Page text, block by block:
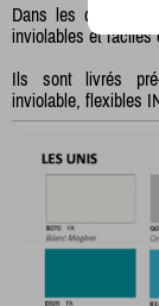
Dans les deux
inviolables et
Ils sont livrés
inviolable, flexibles